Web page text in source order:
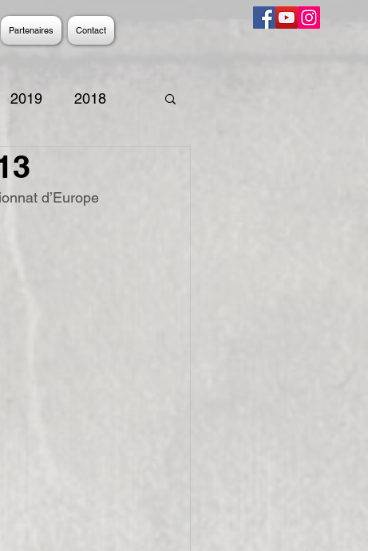
Partenaires Contact
2019 2018
d’Europe